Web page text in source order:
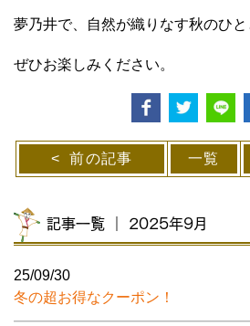
夢乃井で、自然が織りなす秋のひと
ぜひお楽しみください。
前の記事 一覧
記事一覧 ｜ 2025年9月
25/09/30
冬の超お得なクーポン！